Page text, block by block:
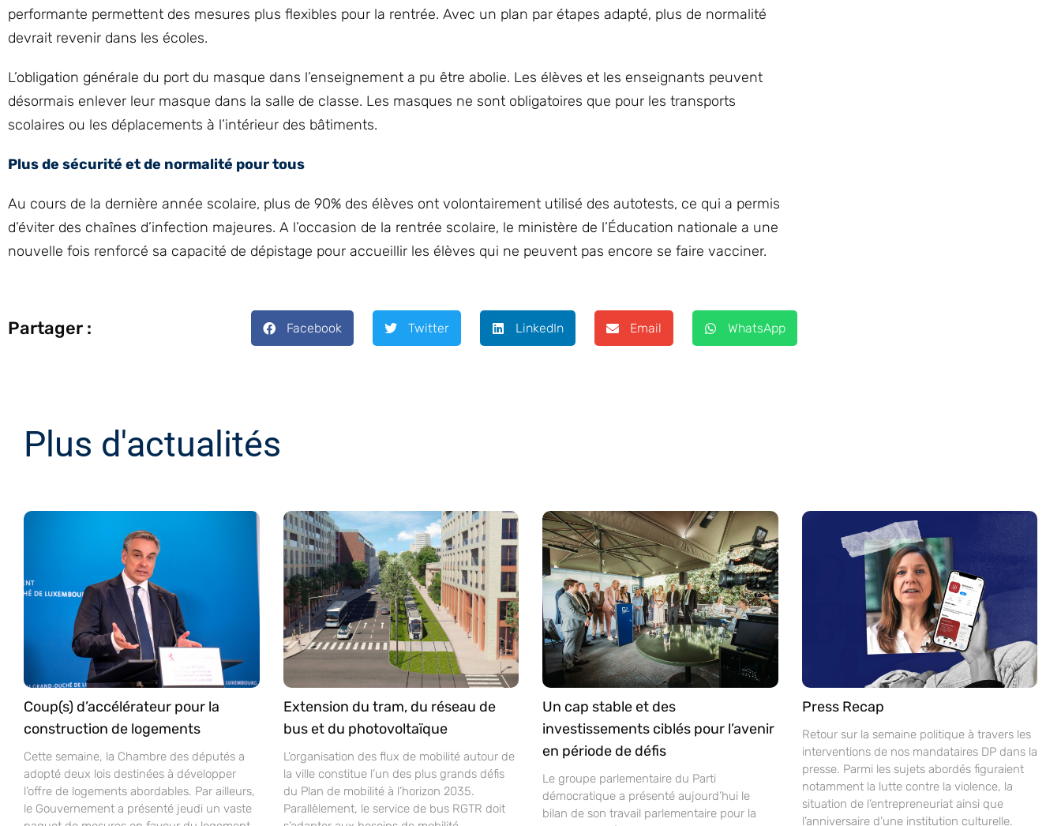
performante permettent des mesures plus flexibles pour la rentrée. Avec un plan par étapes adapté, plus de normalité
devrait revenir dans les écoles.
L’obligation générale du port du masque dans l’enseignement a pu être abolie. Les élèves et les enseignants peuvent
désormais enlever leur masque dans la salle de classe. Les masques ne sont obligatoires que pour les transports
scolaires ou les déplacements à l’intérieur des bâtiments.
Plus de sécurité et de normalité pour tous
Au cours de la dernière année scolaire, plus de 90% des élèves ont volontairement utilisé des autotests, ce qui a permis
d’éviter des chaînes d’infection majeures. A l’occasion de la rentrée scolaire, le ministère de l’Éducation nationale a une
nouvelle fois renforcé sa capacité de dépistage pour accueillir les élèves qui ne peuvent pas encore se faire vacciner.
Partager : Facebook Twitter LinkedIn Email WhatsApp
Plus d'actualités
Coup(s) d’accélérateur pour la
construction de logements
Cette semaine, la Chambre des députés a
adopté deux lois destinées à développer
l’offre de logements abordables. Par ailleurs,
le Gouvernement a présenté jeudi un vaste
Extension du tram, du réseau de
bus et du photovoltaïque
L’organisation des flux de mobilité autour de
la ville constitue l’un des plus grands défis
du Plan de mobilité à l’horizon 2035.
Parallèlement, le service de bus RGTR doit
Un cap stable et des
investissements ciblés pour l’avenir
en période de défis
Le groupe parlementaire du Parti
démocratique a présenté aujourd’hui le
bilan de son travail parlementaire pour la
Press Recap
Retour sur la semaine politique à travers les
interventions de nos mandataires DP dans la
presse. Parmi les sujets abordés figuraient
notamment la lutte contre la violence, la
situation de l’entrepreneuriat ainsi que
l’anniversaire d’une institution culturelle.